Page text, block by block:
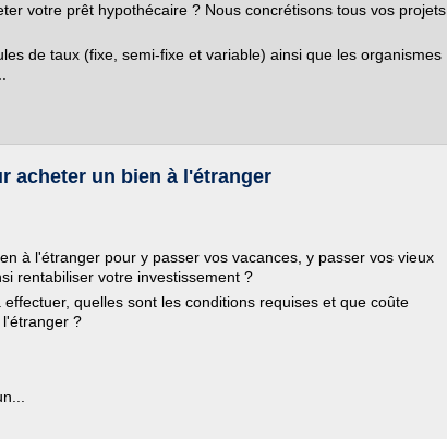
votre prêt hypothécaire ? Nous concrétisons tous vos projets
de taux (fixe, semi-fixe et variable) ainsi que les organismes
acheter un bien à l'étranger
à l'étranger pour y passer vos vacances, y passer vos vieux
rentabiliser votre investissement ?
quelles sont les conditions requises et que coûte
?